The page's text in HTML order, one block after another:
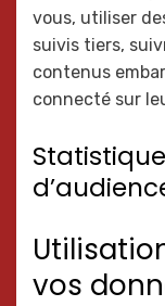
vous, utiliser
suivis tiers,
contenus
connecté sur
vos